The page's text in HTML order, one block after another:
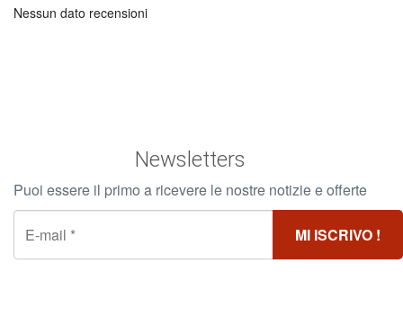
Nessun dato recensioni
Newsletters
Puoi essere il primo a ricevere le nostre notizie e offerte